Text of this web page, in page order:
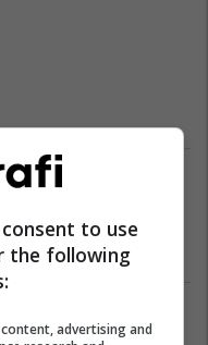
të shokuar tifozët
pas lëndimit të
03/05/2025
që i ka larguar tre
to use
the following
advertising and